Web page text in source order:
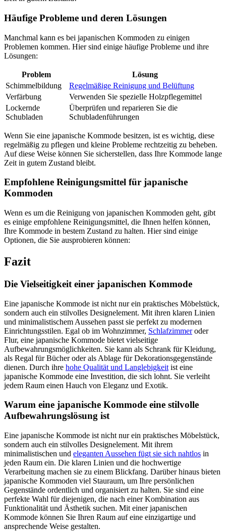
Häufige Probleme und deren Lösungen
Manchmal kann es bei japanischen Kommoden zu einigen
Problemen kommen. Hier sind einige häufige Probleme und ihre
Lösungen:
Problem
Lösung
Schimmelbildung
Regelmäßige Reinigung und Belüftung
Verfärbung
Verwenden Sie spezielle Holzpflegemittel
Lockernde
Schubladen
Überprüfen und reparieren Sie die
Schubladenführungen
Wenn Sie eine japanische Kommode besitzen, ist es wichtig, diese
regelmäßig zu pflegen und kleine Probleme rechtzeitig zu beheben.
Auf diese Weise können Sie sicherstellen, dass Ihre Kommode lange
Zeit in gutem Zustand bleibt.
Empfohlene Reinigungsmittel für japanische
Kommoden
Wenn es um die Reinigung von japanischen Kommoden geht, gibt
es einige empfohlene Reinigungsmittel, die Ihnen helfen können,
Ihre Kommode in bestem Zustand zu halten. Hier sind einige
Optionen, die Sie ausprobieren können:
Fazit
Die Vielseitigkeit einer japanischen Kommode
Eine japanische Kommode ist nicht nur ein praktisches Möbelstück,
sondern auch ein stilvolles Designelement. Mit ihren klaren Linien
und minimalistischem Aussehen passt sie perfekt zu modernen
Einrichtungsstilen. Egal ob im Wohnzimmer, Schlafzimmeroder
Flur, eine japanische Kommode bietet vielseitige
Aufbewahrungsmöglichkeiten. Sie kann als Schrank für Kleidung,
als Regal für Bücher oder als Ablage für Dekorationsgegenstände
dienen. Durch ihre hohe Qualität und Langlebigkeit ist eine
japanische Kommode eine Investition, die sich lohnt. Sie verleiht
jedem Raum einen Hauch von Eleganz und Exotik.
Warum eine japanische Kommode eine stilvolle
Aufbewahrungslösung ist
Eine japanische Kommode ist nicht nur ein praktisches Möbelstück,
sondern auch ein stilvolles Designelement. Mit ihrem
minimalistischen und eleganten Aussehen fügt sie sich nahtlos in
jeden Raum ein. Die klaren Linien und die hochwertige
Verarbeitung machen sie zu einem Blickfang. Darüber hinaus bieten
japanische Kommoden viel Stauraum, um Ihre persönlichen
Gegenstände ordentlich und organisiert zu halten. Sie sind eine
perfekte Wahl für diejenigen, die nach einer Kombination aus
Funktionalität und Ästhetik suchen. Mit einer japanischen
Kommode können Sie Ihren Raum auf eine einzigartige und
ansprechende Weise gestalten.